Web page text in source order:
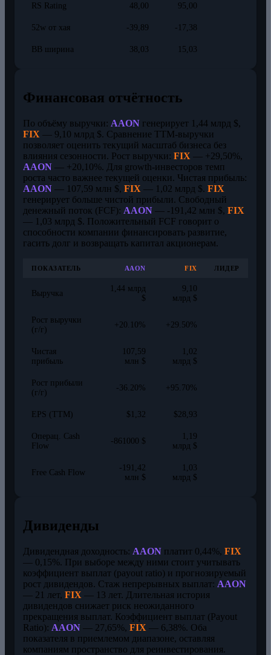
RS Rating 48,00 95,00
52w от хая -39,89 -17,38
BB ширина 38,03 15,03
Финансовая отчётность
По объёму выручки: AAON генерирует 1,44 млрд $,
FIX — 9,10 млрд $. Сравнение TTM-выручки
позволяет оценить текущий масштаб бизнеса без
влияния сезонности. Рост выручки: FIX — +29,50%,
AAON — +20,10%. Для growth-инвесторов темп
роста часто важнее текущей оценки. Чистая прибыль:
AAON — 107,59 млн $, FIX — 1,02 млрд $. FIX
генерирует больше чистой прибыли. Свободный
денежный поток (FCF): AAON — -191,42 млн $, FIX
— 1,03 млрд $. Положительный FCF говорит о
способности компании финансировать развитие,
гасить долг и возвращать капитал акционерам.
ПОКАЗАТЕЛЬ AAON FIX ЛИДЕР
Выручка
1,44 млрд
$
9,10
млрд $
Рост выручки
(г/г)
+20.10% +29.50%
Чистая
прибыль
107,59
млн $
1,02
млрд $
Рост прибыли
(г/г)
-36.20% +95.70%
EPS (TTM) $1,32 $28,93
Операц. Cash
Flow
-861000 $
1,19
млрд $
Free Cash Flow
-191,42
млн $
1,03
млрд $
Дивиденды
Дивидендная доходность: AAON платит 0,44%, FIX
— 0,15%. При выборе между ними стоит учитывать
коэффициент выплат (payout ratio) и прогнозируемый
рост дивидендов. Стаж непрерывных выплат: AAON
— 21 лет, FIX — 13 лет. Длительная история
дивидендов снижает риск неожиданного
прекращения выплат. Коэффициент выплат (Payout
Ratio): AAON — 27,65%, FIX — 6,38%. Оба
показателя в приемлемом диапазоне, оставляя
компаниям пространство для реинвестирования.